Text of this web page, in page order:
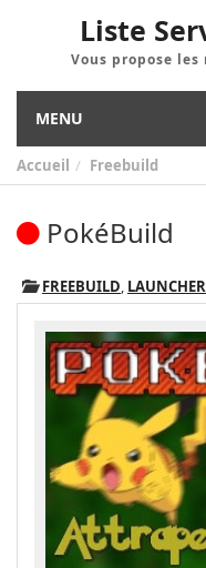
Liste
Vous propose
MENU
Accueil Freebuild
PokéBuild
FREEBUILD, LAUNCHER